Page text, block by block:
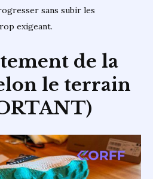
sans subir les
exigeant.
de la
le terrain